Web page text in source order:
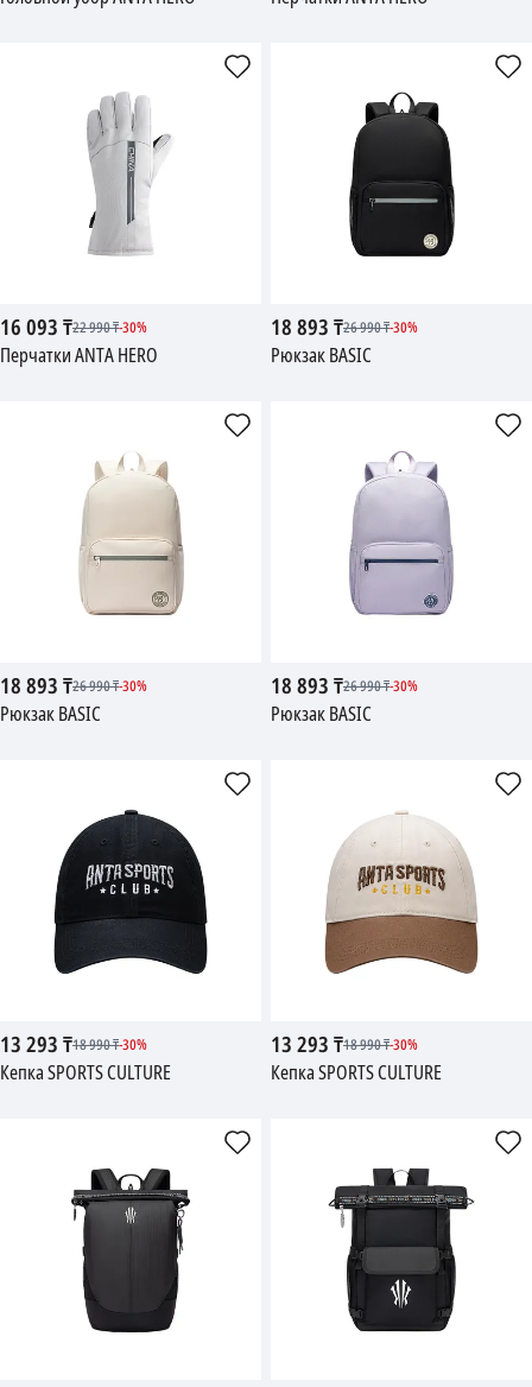
16 093₸22 990₸-30%
Перчатки ANTA HERO
18 893₸26 990₸-30%
Рюкзак BASIC
18 893₸26 990₸-30%
Рюкзак BASIC
18 893₸26 990₸-30%
Рюкзак BASIC
13 293₸18 990₸-30%
Кепка SPORTS CULTURE
13 293₸18 990₸-30%
Кепка SPORTS CULTURE